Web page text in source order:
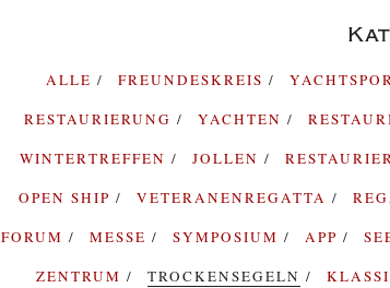
ALLE FREUNDESKREIS
RESTAURIERUNG
YACHTEN
WINTERTREFFEN
JOLLEN
OPEN SHIP
VETERANENREGATTA
FORUM
MESSE SYMPOSIUM APP
ZENTRUM
TROCKENSEGELN